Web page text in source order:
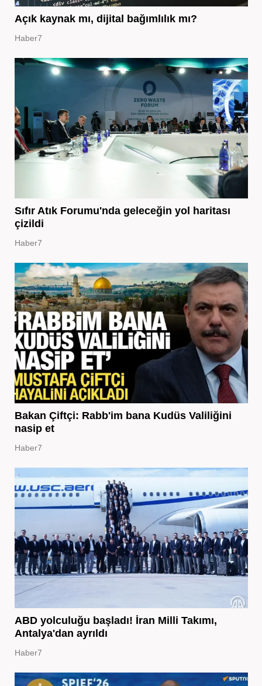
Açık kaynak mı, dijital bağımlılık mı?
Haber7
Sıfır Atık Forumu'nda geleceğin yol haritası
çizildi
Haber7
Bakan Çiftçi: Rabb'im bana Kudüs Valiliğini
nasip et
Haber7
ABD yolculuğu başladı! İran Milli Takımı,
Antalya'dan ayrıldı
Haber7